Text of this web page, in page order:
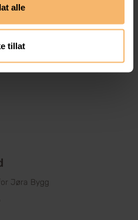
alle
tillat
og kontakt selger for
Jøra Bygg